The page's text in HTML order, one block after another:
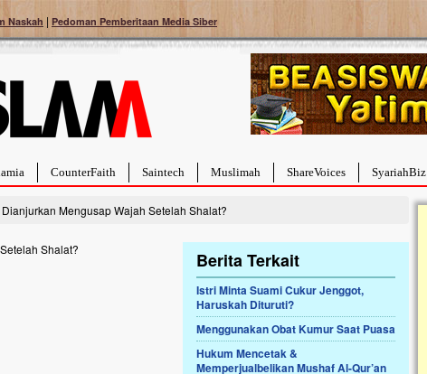
Naskah | Pedoman Pemberitaan Media Siber
CounterFaith Saintech Muslimah ShareVoices SyariahBiz
Mengusap Wajah Setelah Shalat?
Berita Terkait
Istri Minta Suami Cukur Jenggot,
Haruskah Dituruti?
Menggunakan Obat Kumur Saat Puasa
Hukum Mencetak &
Memperjualbelikan Mushaf Al-Qur’an